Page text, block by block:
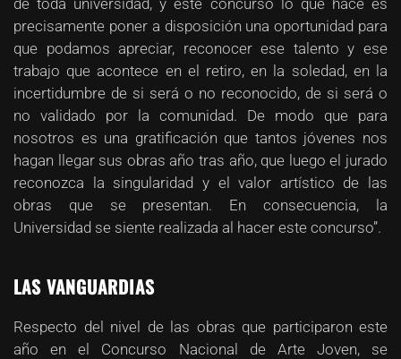
de toda universidad, y este concurso lo que hace es
precisamente poner a disposición una oportunidad para
que podamos apreciar, reconocer ese talento y ese
trabajo que acontece en el retiro, en la soledad, en la
incertidumbre de si será o no reconocido, de si será o
no validado por la comunidad. De modo que para
nosotros es una gratificación que tantos jóvenes nos
hagan llegar sus obras año tras año, que luego el jurado
reconozca la singularidad y el valor artístico de las
obras que se presentan. En consecuencia, la
Universidad se siente realizada al hacer este concurso”.
LAS VANGUARDIAS
Respecto del nivel de las obras que participaron este
año en el Concurso Nacional de Arte Joven, se